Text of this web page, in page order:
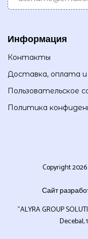
Информация
Контакты
Доставка, оплата
Пользовательское
Политика
Copyright
Сайт
”ALYRA GROUP
Decebal,